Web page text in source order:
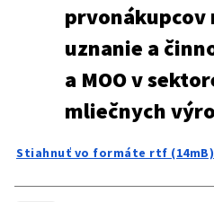
prvonákupcov
uznanie a
a MOO v
mliečnych
Stiahnuť vo formáte rtf (14mB)